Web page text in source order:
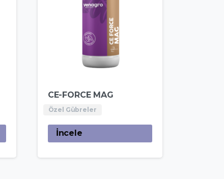
CE-FORCE MAG
Özel Gübreler
İncele